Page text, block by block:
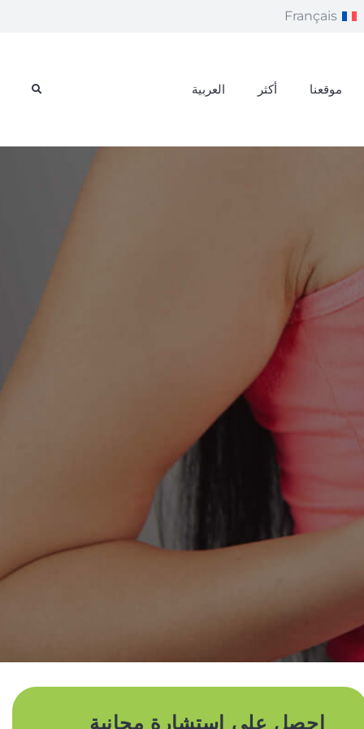
Français
موقعنا أكثر العربية
احصل على استشارة مجانية